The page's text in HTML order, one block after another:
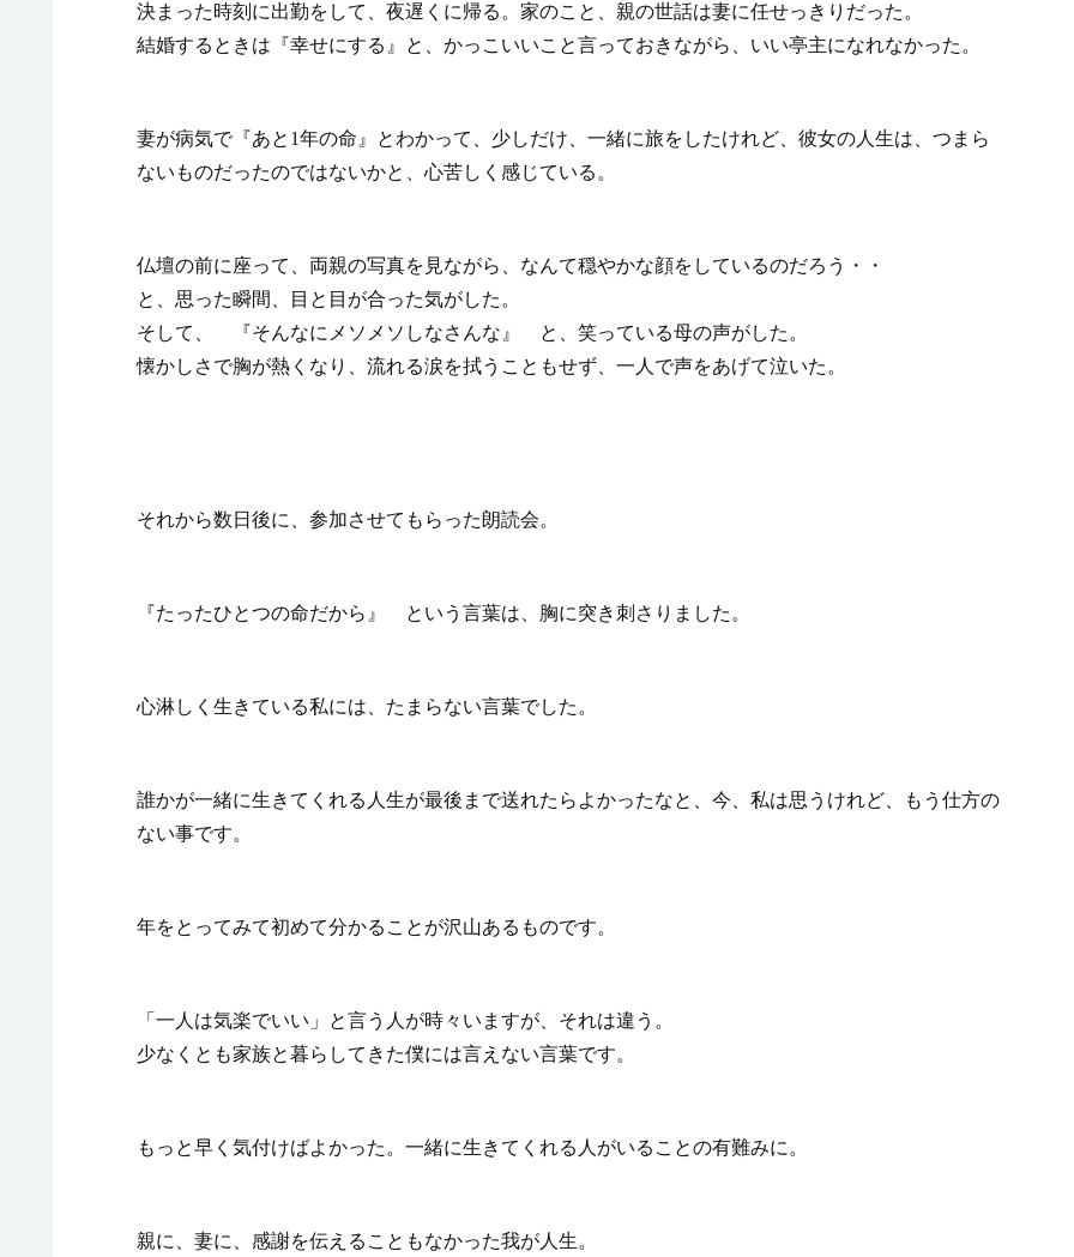
決まった時刻に出勤をして、夜遅くに帰る。家のこと、親の世話は妻に任せっきりだった。
結婚するときは『幸せにする』と、かっこいいこと言っておきながら、いい亭主になれなかった。
妻が病気で『あと1年の命』とわかって、少しだけ、一緒に旅をしたけれど、彼女の人生は、つまら
ないものだったのではないかと、心苦しく感じている。
仏壇の前に座って、両親の写真を見ながら、なんて穏やかな顔をしているのだろう・・
と、思った瞬間、目と目が合った気がした。
そして、 『そんなにメソメソしなさんな』 と、笑っている母の声がした。
懐かしさで胸が熱くなり、流れる涙を拭うこともせず、一人で声をあげて泣いた。
それから数日後に、参加させてもらった朗読会。
『たったひとつの命だから』 という言葉は、胸に突き刺さりました。
心淋しく生きている私には、たまらない言葉でした。
誰かが一緒に生きてくれる人生が最後まで送れたらよかったなと、今、私は思うけれど、もう仕方の
ない事です。
年をとってみて初めて分かることが沢山あるものです。
「一人は気楽でいい」と言う人が時々いますが、それは違う。
少なくとも家族と暮らしてきた僕には言えない言葉です。
もっと早く気付けばよかった。一緒に生きてくれる人がいることの有難みに。
親に、妻に、感謝を伝えることもなかった我が人生。